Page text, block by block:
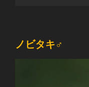
ノビタキ♂